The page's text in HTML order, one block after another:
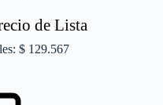
de Lista
$ 129.567